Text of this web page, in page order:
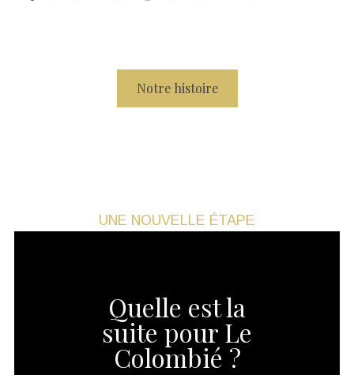
Notre histoire
UNE NOUVELLE ÉTAPE
Quelle est la
suite pour Le
Colombié ?​